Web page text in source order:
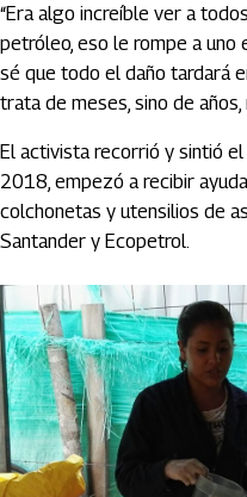
“Era algo increíble ver a
petróleo, eso le rompe a uno
sé que todo el daño tardará
trata de meses, sino de años,
El activista recorrió y sintió
2018, empezó a recibir
colchonetas y utensilios de
Santander y Ecopetrol.